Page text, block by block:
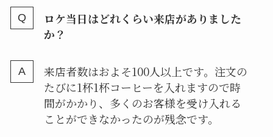
ロケ当日はどれくらい来店がありました
か？
来店者数はおよそ100人以上です。注文の
たびに1杯1杯コーヒーを入れますので時
間がかかり、多くのお客様を受け入れる
ことができなかったのが残念です。